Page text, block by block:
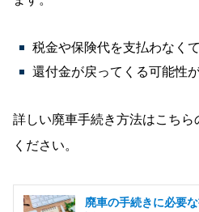
税金や保険代を支払わなく
還付金が戻ってくる可能性
詳しい廃車手続き方法はこち
ください。
廃車の手続きに必要